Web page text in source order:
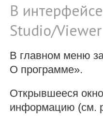
В
Studio/Viewer
В главном меню
О программе».
Открывшееся
информацию (см.